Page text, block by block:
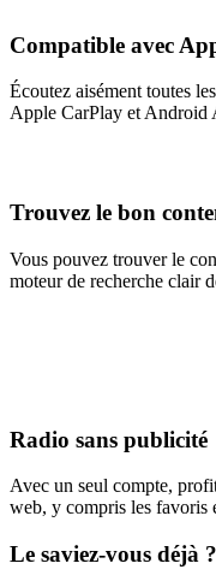
Compatible avec
Écoutez aisément toutes
Apple CarPlay et Android
Trouvez le bon
Vous pouvez trouver le
moteur de recherche clair
Radio sans publicité
Avec un seul compte,
web, y compris les favoris
Le saviez-vous déjà ?